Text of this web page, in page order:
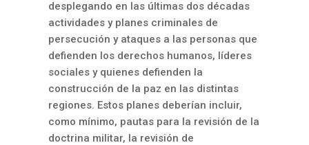
desplegando en las últimas dos décadas
actividades y planes criminales de
persecución y ataques a las personas que
defienden los derechos humanos, líderes
sociales y quienes defienden la
construcción de la paz en las distintas
regiones. Estos planes deberían incluir,
como mínimo, pautas para la revisión de la
doctrina militar, la revisión de